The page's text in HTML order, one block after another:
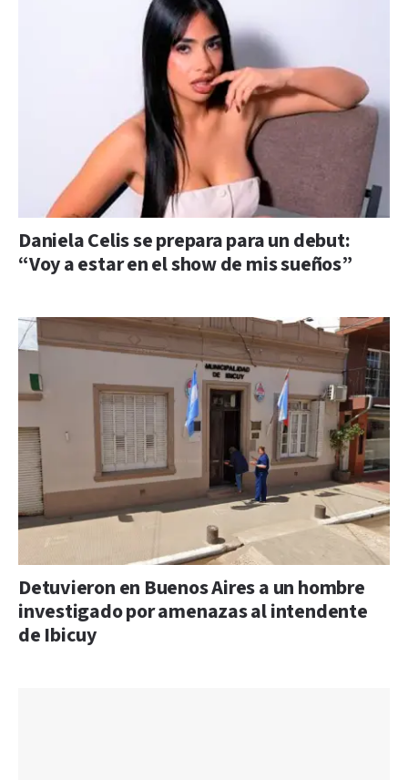
Daniela Celis se prepara para un debut:
“Voy a estar en el show de mis sueños”
Detuvieron en Buenos Aires a un hombre
investigado por amenazas al intendente
de Ibicuy